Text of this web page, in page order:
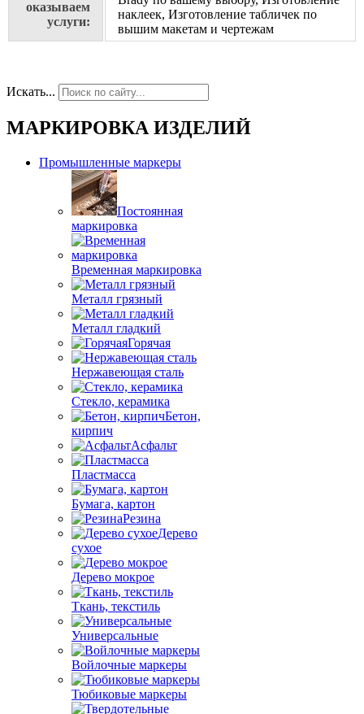
оказываем
услуги:
наклеек, Изготовление табличек по
вышим макетам и чертежам
Искать...
МАРКИРОВКА ИЗДЕЛИЙ
Промышленные маркеры
Постоянная
маркировка
Временная маркировка
Металл грязный
Металл гладкий
Горячая
Нержавеющая сталь
Стекло, керамика
Бетон,
кирпич
Асфальт
Пластмасса
Бумага, картон
Резина
Дерево
сухое
Дерево мокрое
Ткань, текстиль
Универсальные
Войлочные маркеры
Тюбиковые маркеры